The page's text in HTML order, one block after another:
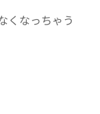
くなっちゃう